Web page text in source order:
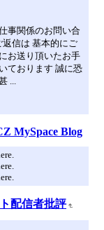
事関係のお問い合
返信は 基本的にご
お送り頂いたお手
ております 誠に恐
...
MySpace Blog
配信者批評